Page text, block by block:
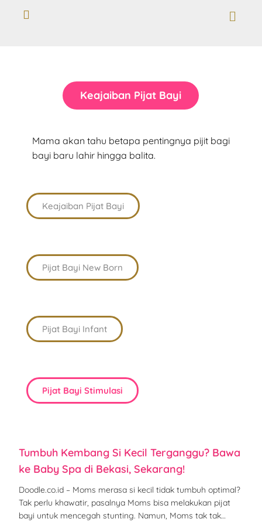
Keajaiban Pijat Bayi
Mama akan tahu betapa pentingnya pijit bagi
bayi baru lahir hingga balita.
Keajaiban Pijat Bayi
Pijat Bayi New Born
Pijat Bayi Infant
Pijat Bayi Stimulasi
Tumbuh Kembang Si Kecil Terganggu? Bawa
ke Baby Spa di Bekasi, Sekarang!
Doodle.co.id – Moms merasa si kecil tidak tumbuh optimal?
Tak perlu khawatir, pasalnya Moms bisa melakukan pijat
bayi untuk mencegah stunting. Namun, Moms tak tak…